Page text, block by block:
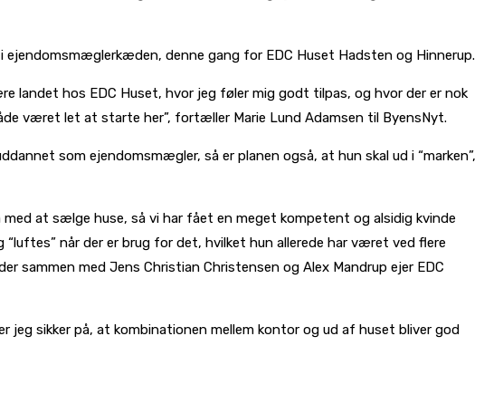
denne gang for EDC Huset Hadsten og Hinnerup.
landet hos EDC Huset, hvor jeg føler mig godt tilpas, og hvor der er nok
været let at starte her”, fortæller Marie Lund Adamsen til ByensNyt.
som ejendomsmægler, så er planen også, at hun skal ud i “marken”,
at sælge huse, så vi har fået en meget kompetent og alsidig kvinde
når der er brug for det, hvilket hun allerede har været ved flere
sammen med Jens Christian Christensen og Alex Mandrup ejer EDC
sikker på, at kombinationen mellem kontor og ud af huset bliver god